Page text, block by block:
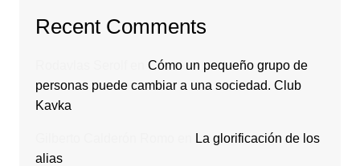
Recent Comments
Cómo un pequeño grupo de
personas puede cambiar a una sociedad. Club
Kavka
La glorificación de los
alias